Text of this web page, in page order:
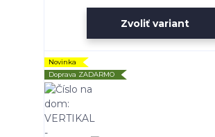
Zvoliť variant
Novinka
Doprava ZADARMO